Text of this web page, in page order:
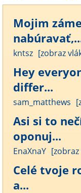
Mojim
kntsz [zobraz
Hey
differ...
sam_matthews
Asi si to
oponuj...
EnaXnaY
Celé tvoje
a...